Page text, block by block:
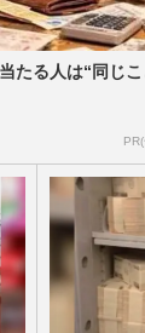
たる人は“同じ